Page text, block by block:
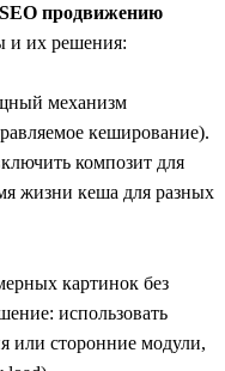
SEO продвижению
и их решения:
механизм
кеширование).
композит для
жизни кеша для разных
картинок без
использовать
или сторонние модули,